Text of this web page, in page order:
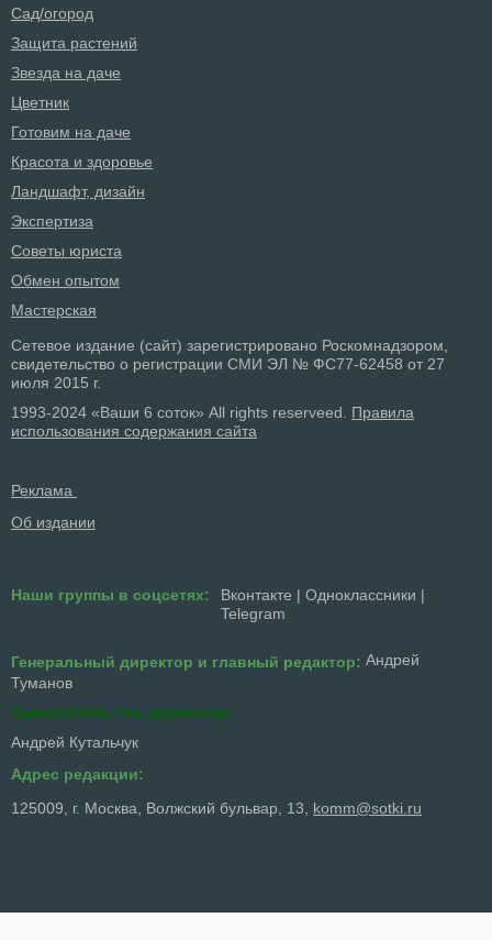
Сад/огород
Защита растений
Звезда на даче
Цветник
Готовим на даче
Красота и здоровье
Ландшафт, дизайн
Экспертиза
Советы юриста
Обмен опытом
Мастерская
Сетевое издание (сайт) зарегистрировано Роскомнадзором,
свидетельство о регистрации СМИ ЭЛ № ФС77-62458 от 27
июля 2015 г.
1993-2024 «Ваши 6 соток» All rights reserveed. Правила
использования содержания сайта
Реклама
Об издании
Наши группы в соцсетях: Вконтакте | Одноклассники |
Telegram
Генеральный директор и главный редактор: Андрей
Туманов
Заместитель ген. директора
Андрей Кутальчук
Адрес редакции:
125009, г. Москва, Волжский бульвар, 13, komm@sotki.ru